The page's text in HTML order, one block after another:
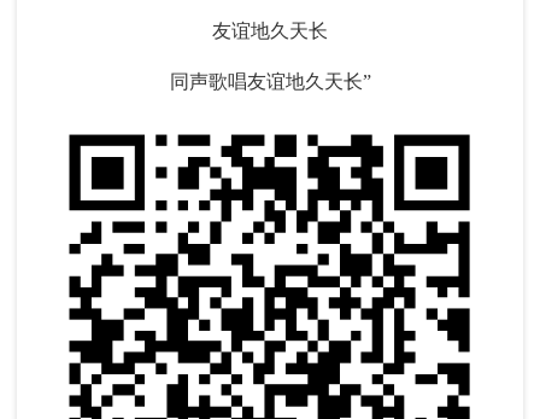
友谊地久天长
同声歌唱友谊地久天长”